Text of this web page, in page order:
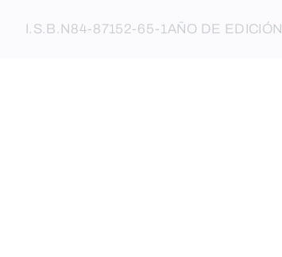
I.S.B.N84-87152-65-1 AÑO DE EDICIÓN